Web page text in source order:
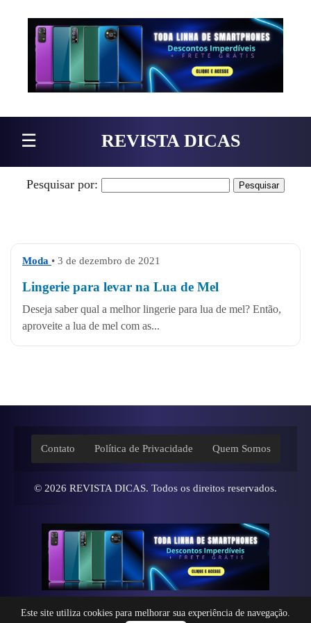
Pular para o conteúdo
☰ REVISTA DICAS
Pesquisar por:
Moda • 3 de dezembro de 2021
Lingerie para levar na Lua de Mel
Deseja saber qual a melhor lingerie para lua de mel? Então,
aproveite a lua de mel com as...
Contato Política de Privacidade Quem Somos
© 2026 REVISTA DICAS. Todos os direitos reservados.
Este site utiliza cookies para melhorar sua experiência de navegação.